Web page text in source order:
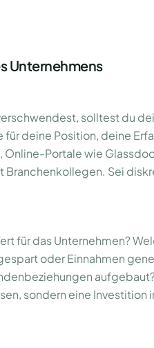
Unternehmens
solltest du
deine Position, deine
Online-Portale wie
Sei
für das Unternehmen?
oder Einnahmen
sondern eine Investition